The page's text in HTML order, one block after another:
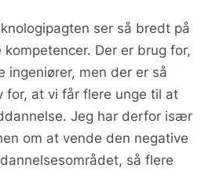
ser så bredt på
Der er brug for,
ingeniører, men der er så
for, at vi får flere unge til at
Jeg har derfor især
om at vende den negative
så flere